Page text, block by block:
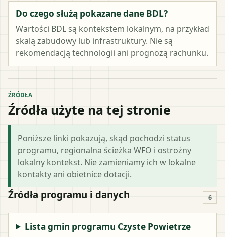
Do czego służą pokazane dane BDL?
Wartości BDL są kontekstem lokalnym, na przykład
skalą zabudowy lub infrastruktury. Nie są
rekomendacją technologii ani prognozą rachunku.
ŹRÓDŁA
Źródła użyte na tej stronie
Poniższe linki pokazują, skąd pochodzi status
programu, regionalna ścieżka WFO i ostrożny
lokalny kontekst. Nie zamieniamy ich w lokalne
kontakty ani obietnice dotacji.
Źródła programu i danych 6
Lista gmin programu Czyste Powietrze